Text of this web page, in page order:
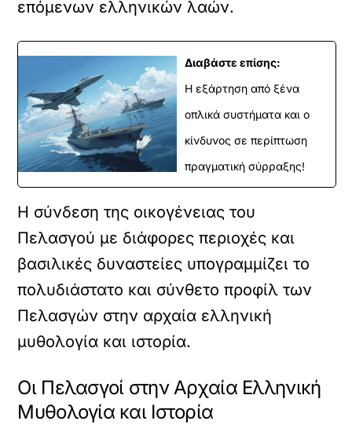
επόμενων ελληνικών λαών.
Διαβάστε επίσης:
Η εξάρτηση από ξένα
οπλικά συστήματα και ο
κίνδυνος σε περίπτωση
πραγματική σύρραξης!
Η σύνδεση της οικογένειας του
Πελασγού με διάφορες περιοχές και
βασιλικές δυναστείες υπογραμμίζει το
πολυδιάστατο και σύνθετο προφίλ των
Πελασγών στην αρχαία ελληνική
μυθολογία και ιστορία.
Οι Πελασγοί στην Αρχαία Ελληνική
Μυθολογία και Ιστορία